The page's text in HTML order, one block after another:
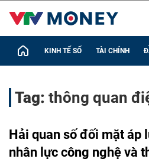
KINH TẾ SỐ TÀI CHÍNH
Tag: thông quan
Hải quan số đối mặt áp
nhân lực công nghệ và